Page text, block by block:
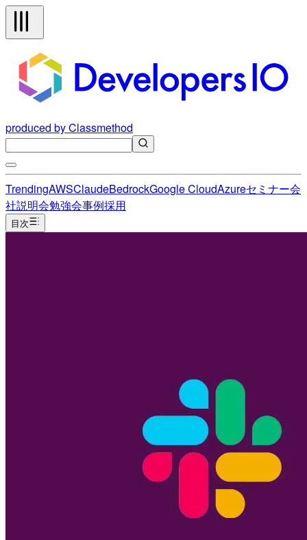
produced by Classmethod
TrendingAWSClaudeBedrockGoogle CloudAzureセミナー会
社説明会勉強会事例採用
目次